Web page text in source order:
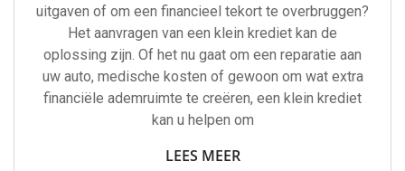
uitgaven of om een financieel tekort te overbruggen?
Het aanvragen van een klein krediet kan de
oplossing zijn. Of het nu gaat om een reparatie aan
uw auto, medische kosten of gewoon om wat extra
financiële ademruimte te creëren, een klein krediet
kan u helpen om
LEES MEER